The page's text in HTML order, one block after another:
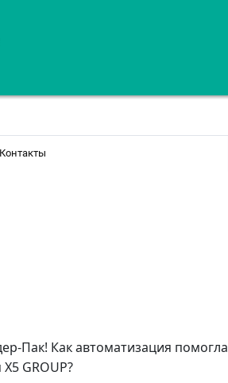
Контакты
Пак! Как автоматизация помогла
GROUP?